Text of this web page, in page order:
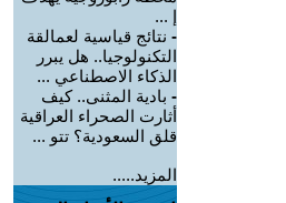
إ ...
- نتائج قياسية لعمالقة
التكنولوجيا.. هل يبرر
الذكاء الاصطناعي ...
- بادية المثنى.. كيف
أثارت الصحراء العراقية
قلق السعودية؟ تتو ...
المزيد.....